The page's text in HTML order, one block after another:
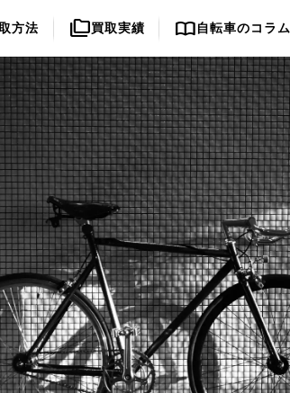
方法 folder_copy買取実績 import_contacts自転車のコラム